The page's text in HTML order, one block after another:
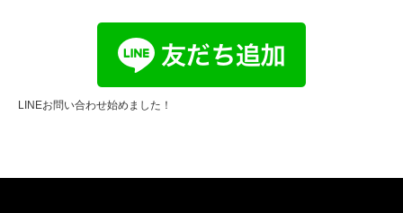
LINEお問い合わせ始めました！